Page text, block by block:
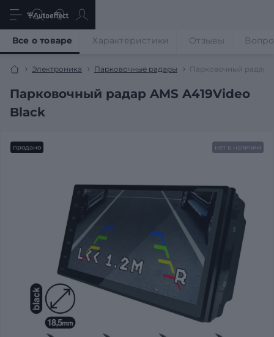
Электроника Парковочные радары Парковочный радар
Парковочный радар AMS A419Video
Black
Все о товаре Характеристики Отзывы
продано нет в наличии